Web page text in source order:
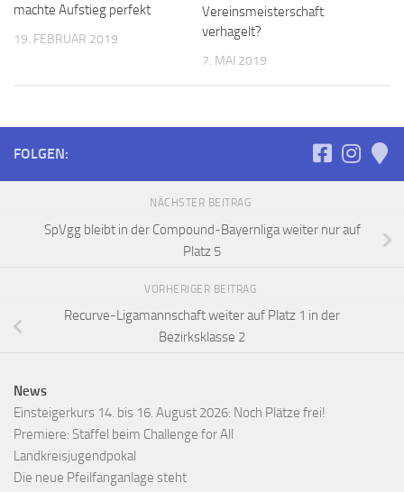
machte Aufstieg perfekt
19. FEBRUAR 2019
Vereinsmeisterschaft
verhagelt?
7. MAI 2019
FOLGEN:
NÄCHSTER BEITRAG
SpVgg bleibt in der Compound-Bayernliga weiter nur auf
Platz 5
VORHERIGER BEITRAG
Recurve-Ligamannschaft weiter auf Platz 1 in der
Bezirksklasse 2
News
Einsteigerkurs 14. bis 16. August 2026: Noch Plätze frei!
Premiere: Staffel beim Challenge for All
Landkreisjugendpokal
Die neue Pfeilfanganlage steht